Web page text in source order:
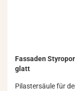
Fas­sa­den
glatt
Pi­las­ter­säu­le für